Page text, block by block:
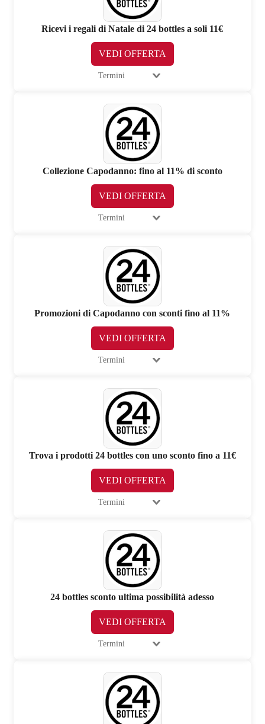
Ricevi i regali di Natale di 24 bottles a soli 11€
VEDI OFFERTA
Termini
Collezione Capodanno: fino al 11% di sconto
VEDI OFFERTA
Termini
Promozioni di Capodanno con sconti fino al 11%
VEDI OFFERTA
Termini
Trova i prodotti 24 bottles con uno sconto fino a 11€
VEDI OFFERTA
Termini
24 bottles sconto ultima possibilità adesso
VEDI OFFERTA
Termini